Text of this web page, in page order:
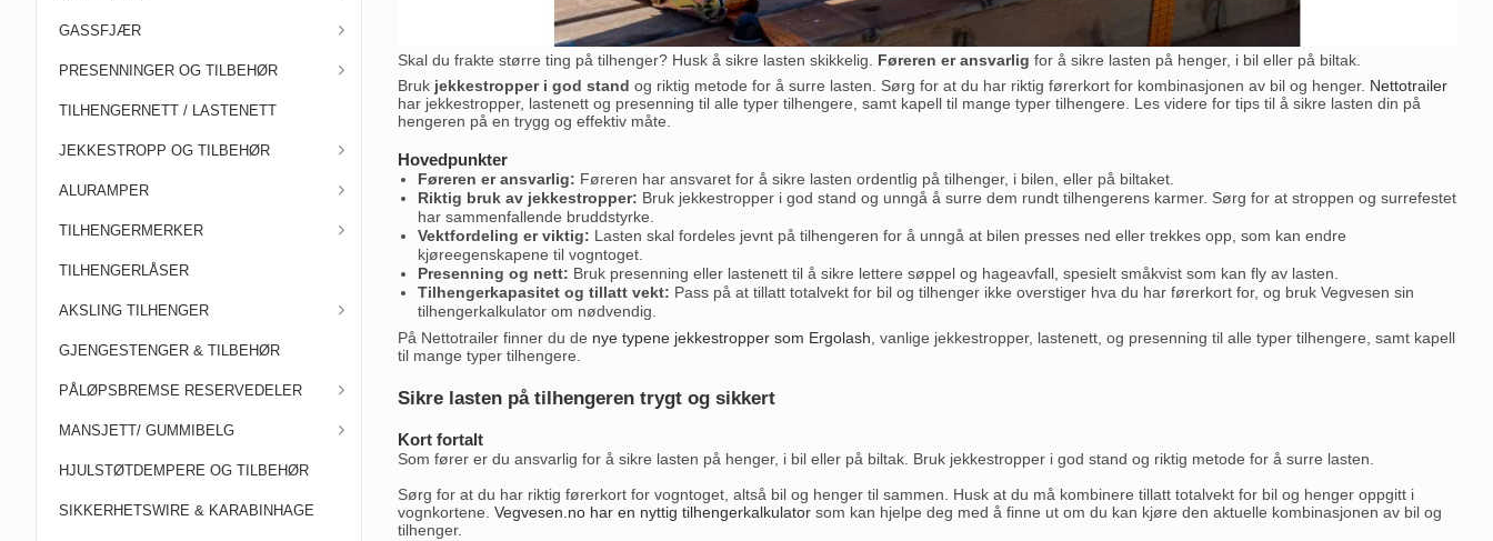
GASSFJÆR
PRESENNINGER OG TILBEHØR
TILHENGERNETT / LASTENETT
JEKKESTROPP OG TILBEHØR
ALURAMPER
TILHENGERMERKER
TILHENGERLÅSER
AKSLING TILHENGER
GJENGESTENGER & TILBEHØR
PÅLØPSBREMSE RESERVEDELER
MANSJETT/ GUMMIBELG
HJULSTØTDEMPERE OG TILBEHØR
SIKKERHETSWIRE & KARABINHAGE
Skal du frakte større ting på tilhenger? Husk å sikre lasten skikkelig. Føreren er ansvarlig for å sikre lasten på henger, i bil eller på biltak.
Bruk jekkestropper i god stand og riktig metode for å surre lasten. Sørg for at du har riktig førerkort for kombinasjonen av bil og henger. Nettotrailer
har jekkestropper, lastenett og presenning til alle typer tilhengere, samt kapell til mange typer tilhengere. Les videre for tips til å sikre lasten din på
hengeren på en trygg og effektiv måte.
Hovedpunkter
Føreren er ansvarlig: Føreren har ansvaret for å sikre lasten ordentlig på tilhenger, i bilen, eller på biltaket.
Riktig bruk av jekkestropper: Bruk jekkestropper i god stand og unngå å surre dem rundt tilhengerens karmer. Sørg for at stroppen og surrefestet
har sammenfallende bruddstyrke.
Vektfordeling er viktig: Lasten skal fordeles jevnt på tilhengeren for å unngå at bilen presses ned eller trekkes opp, som kan endre
kjøreegenskapene til vogntoget.
Presenning og nett: Bruk presenning eller lastenett til å sikre lettere søppel og hageavfall, spesielt småkvist som kan fly av lasten.
Tilhengerkapasitet og tillatt vekt: Pass på at tillatt totalvekt for bil og tilhenger ikke overstiger hva du har førerkort for, og bruk Vegvesen sin
tilhengerkalkulator om nødvendig.
På Nettotrailer finner du de nye typene jekkestropper som Ergolash, vanlige jekkestropper, lastenett, og presenning til alle typer tilhengere, samt kapell
til mange typer tilhengere.
Sikre lasten på tilhengeren trygt og sikkert
Kort fortalt
Som fører er du ansvarlig for å sikre lasten på henger, i bil eller på biltak. Bruk jekkestropper i god stand og riktig metode for å surre lasten.
Sørg for at du har riktig førerkort for vogntoget, altså bil og henger til sammen. Husk at du må kombinere tillatt totalvekt for bil og henger oppgitt i
vognkortene.Vegvesen.no har en nyttig tilhengerkalkulatorsom kan hjelpe deg med å finne ut om du kan kjøre den aktuelle kombinasjonen av bil og
tilhenger.